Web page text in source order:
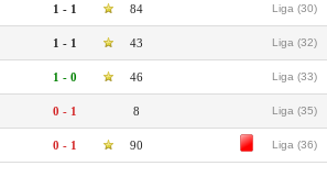
1 - 1 84 Liga (30)
1 - 1 43 Liga (32)
1 - 0 46 Liga (33)
0 - 1 8 Liga (35)
0 - 1 90 Liga (36)